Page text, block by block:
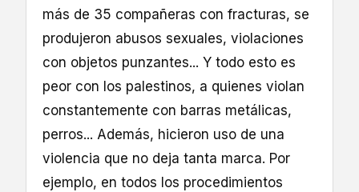
más de 35 compañeras con fracturas, se
produjeron abusos sexuales, violaciones
con objetos punzantes... Y todo esto es
peor con los palestinos, a quienes violan
constantemente con barras metálicas,
perros... Además, hicieron uso de una
violencia que no deja tanta marca. Por
ejemplo, en todos los procedimientos